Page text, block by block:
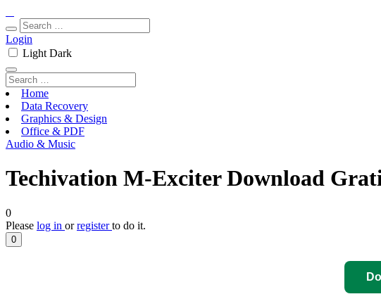
Login
Light Dark
Home
Data Recovery
Graphics & Design
Office & PDF
Audio & Music
Techivation M-Exciter Download
0
Please log in orregisterto do it.
0